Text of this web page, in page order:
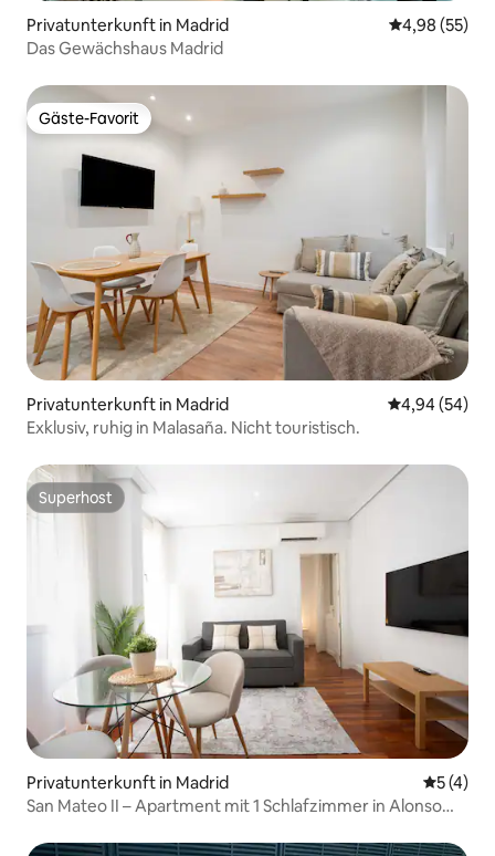
Privatunterkunft in Madrid
4,98 (55)
Das Gewächshaus Madrid
Gäste-Favorit
Gäste-Favorit
Privatunterkunft in Madrid
4,94 (54)
Exklusiv, ruhig in Malasaña. Nicht touristisch.
Superhost
Superhost
Privatunterkunft in Madrid
5 (4)
San Mateo II – Apartment mit 1 Schlafzimmer in Alonso